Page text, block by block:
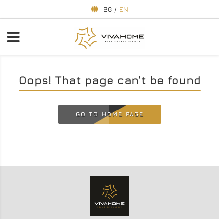
BG / EN
Oops! That page can’t be found
GO TO HOME PAGE